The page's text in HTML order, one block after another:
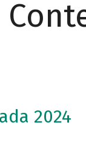
2024